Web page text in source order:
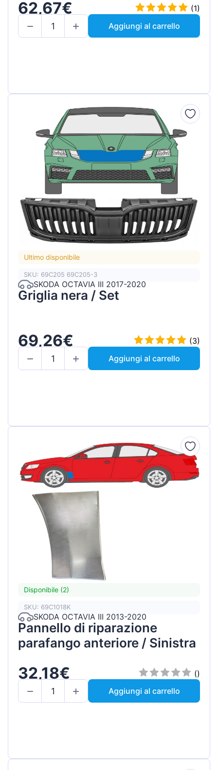
62,67€
(1)
Aggiungi al carrello
Ultimo disponibile
SKU: 69C205 69C205-3
SKODA OCTAVIA III 2017-2020
Griglia nera / Set
69,26€
(3)
Aggiungi al carrello
Disponibile (2)
SKU: 69C1018K
SKODA OCTAVIA III 2013-2020
Pannello di riparazione
parafango anteriore / Sinistra
32,18€
()
Aggiungi al carrello